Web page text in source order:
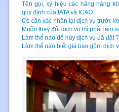
Tên gọi, ký hiệu các hãng hàng
quy định của IATA và ICAO
Có cần xác nhận lại dịch vụ trước
Muốn thay đổi dịch vụ thì phải làm
Làm thế nào để hủy dịch vụ đã đặt ?
Làm thế nào biết giá bao gồm dịch